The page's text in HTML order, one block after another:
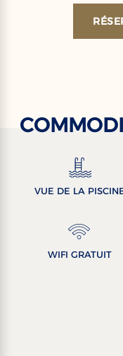
VUE DE LA
WIFI GRATUIT